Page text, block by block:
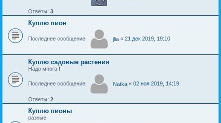
Ответы: 3
Куплю пион
Последнее сообщение jlia « 21 дек 2019, 19:10
Куплю садовые растения
Надо много!!
Последнее сообщение Natka « 02 ноя 2019, 14:19
Ответы: 2
Куплю пионы
разные